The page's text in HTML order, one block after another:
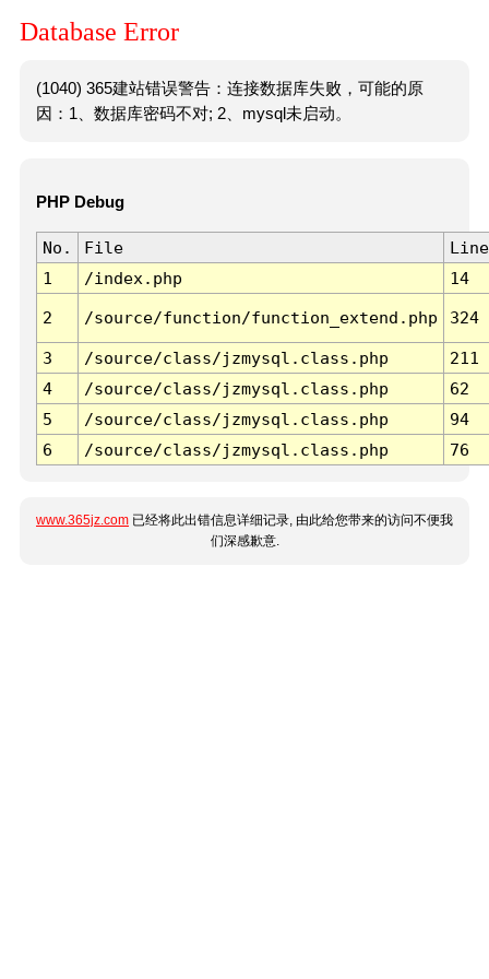
Database Error
(1040) 365建站错误警告：连接数据库失败，可能的原
因：1、数据库密码不对; 2、mysql未启动。
PHP Debug
No. File
Line
1
/index.php 14
2 /source/function/function_extend.php 324
3 /source/class/jzmysql.class.php
211
4
/source/class/jzmysql.class.php
62
5
/source/class/jzmysql.class.php
94
6
/source/class/jzmysql.class.php 76
www.365jz.com 已经将此出错信息详细记录, 由此给您带来的访问不便我
们深感歉意.